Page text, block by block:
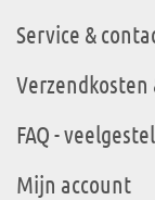
Service &
FAQ -
Mijn account